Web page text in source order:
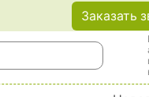
Заказать